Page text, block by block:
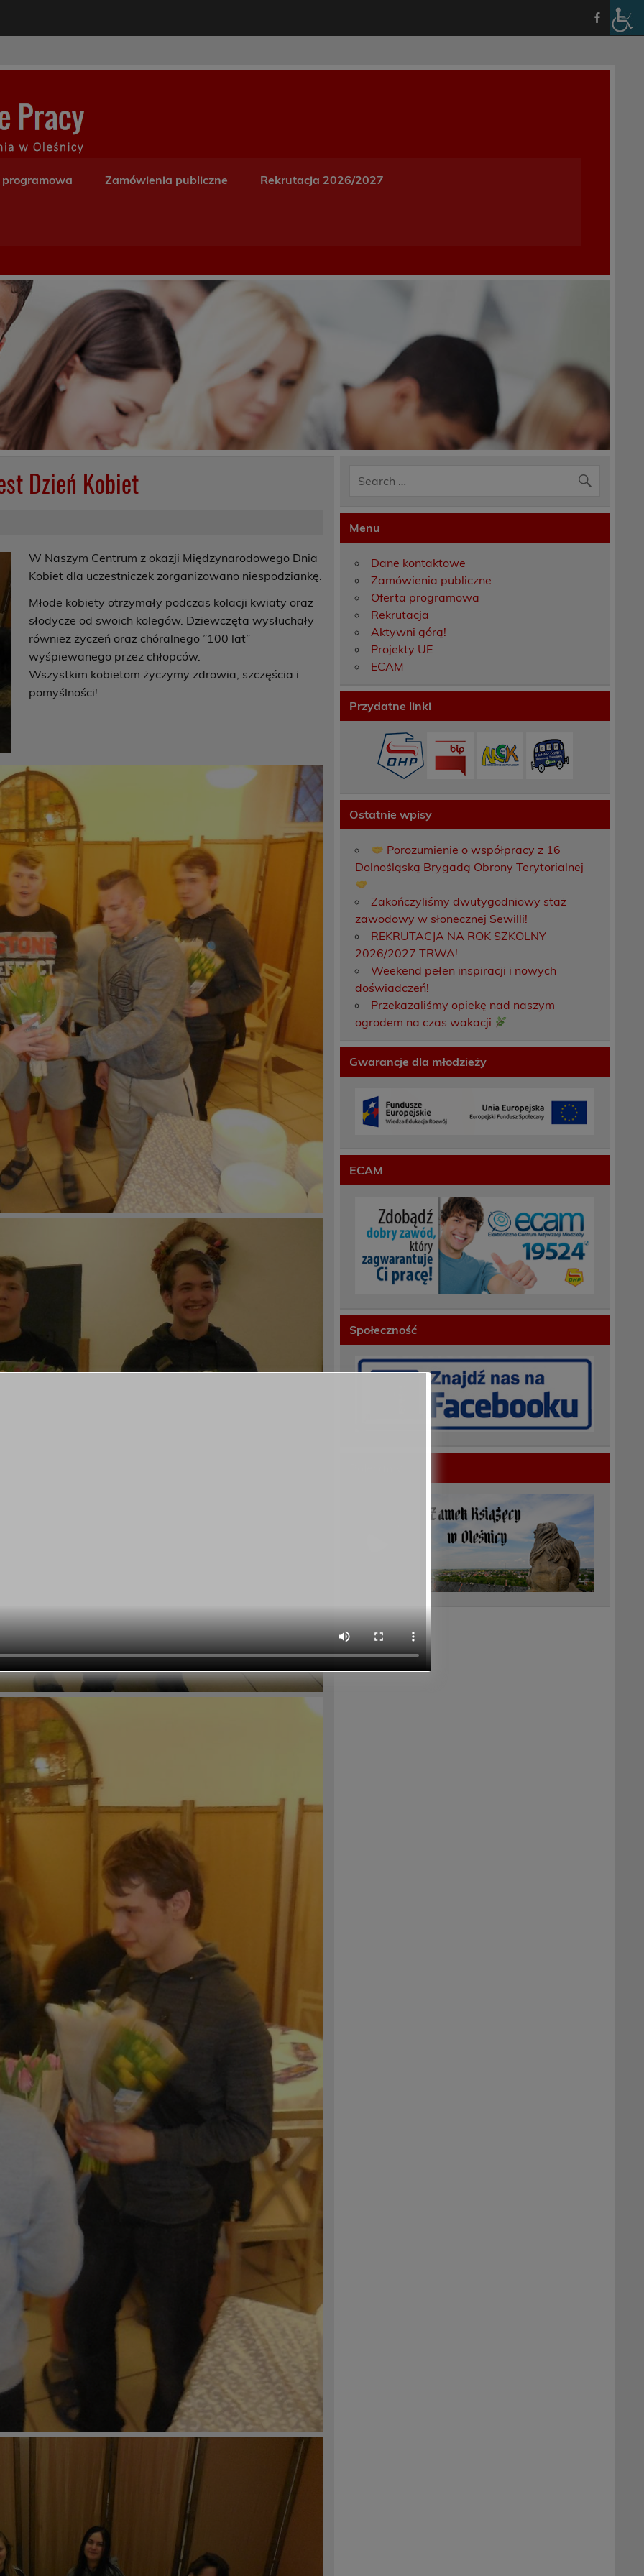
Zamówienia publiczne Rekrutacja 2026/2027
Dzień Kobiet
W Naszym Centrum z okazji Międzynarodowego Dnia
Kobiet dla uczestniczek zorganizowano niespodziankę.
Młode kobiety otrzymały podczas kolacji kwiaty oraz
słodycze od swoich kolegów. Dziewczęta wysłuchały
również życzeń oraz chóralnego ”100 lat”
wyśpiewanego przez chłopców.
Wszystkim kobietom życzymy zdrowia, szczęścia i
pomyślności!
Menu
Dane kontaktowe
Zamówienia publiczne
Oferta programowa
Rekrutacja
Aktywni górą!
Projekty UE
ECAM
Przydatne linki
Ostatnie wpisy
Porozumienie o współpracy z 16
Dolnośląską Brygadą Obrony Terytorialnej
Zakończyliśmy dwutygodniowy staż
zawodowy w słonecznej Sewilli!
REKRUTACJA NA ROK SZKOLNY
2026/2027 TRWA!
Weekend pełen inspiracji i nowych
doświadczeń!
Przekazaliśmy opiekę nad naszym
ogrodem na czas wakacji
Gwarancje dla młodzieży
ECAM
Społeczność